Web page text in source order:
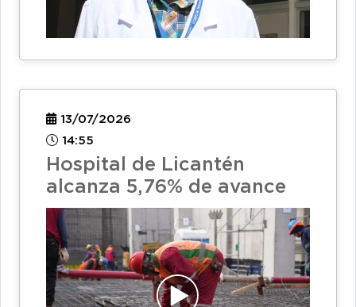
13/07/2026
14:55
Hospital de Licantén
alcanza 5,76% de avance